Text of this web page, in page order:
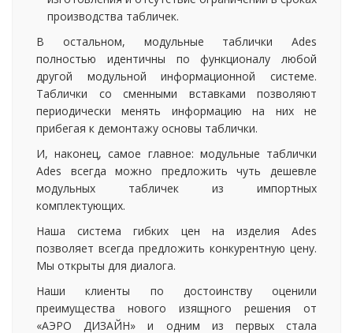
производства табличек.
В остальном, модульные таблички Ades
полностью идентичны по функционалу любой
другой модульной информационной системе.
Таблички со сменными вставками позволяют
периодически менять информацию на них не
прибегая к демонтажу основы таблички.
И, наконец, самое главное: модульные таблички
Ades всегда можно предложить чуть дешевле
модульных табличек из импортных
комплектующих.
Наша система гибких цен на изделия Ades
позволяет всегда предложить конкурентную цену.
Мы открыты для диалога.
Наши клиенты по достоинству оценили
преимущества нового изящного решения от
«АЭРО ДИЗАЙН» и одним из первых стала